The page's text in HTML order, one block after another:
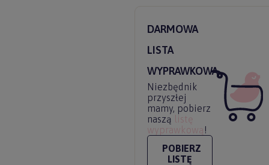
DARMOWA
LISTA
WYPRAWKOWA
Niezbędnik
przyszłej
mamy, pobierz
naszą
listę
wyprawkową !
POBIERZ
LISTĘ